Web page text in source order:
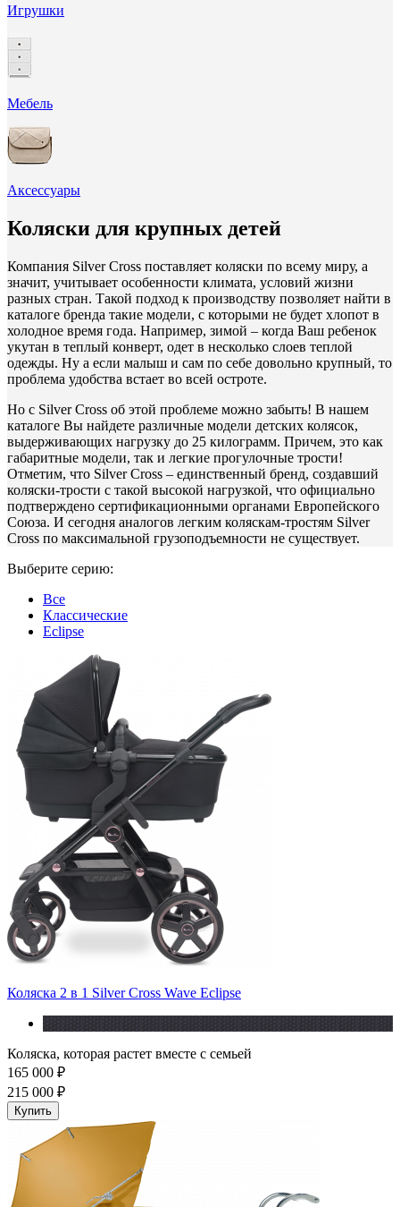
Игрушки
Мебель
Аксессуары
Коляски для крупных детей
Компания Silver Cross поставляет коляски по всему миру, а
значит, учитывает особенности климата, условий жизни
разных стран. Такой подход к производству позволяет найти в
каталоге бренда такие модели, с которыми не будет хлопот в
холодное время года. Например, зимой – когда Ваш ребенок
укутан в теплый конверт, одет в несколько слоев теплой
одежды. Ну а если малыш и сам по себе довольно крупный, то
проблема удобства встает во всей остроте.
Но с Silver Cross об этой проблеме можно забыть! В нашем
каталоге Вы найдете различные модели детских колясок,
выдерживающих нагрузку до 25 килограмм. Причем, это как
габаритные модели, так и легкие прогулочные трости!
Отметим, что Silver Cross – единственный бренд, создавший
коляски-трости с такой высокой нагрузкой, что официально
подтверждено сертификационными органами Европейского
Союза. И сегодня аналогов легким коляскам-тростям Silver
Cross по максимальной грузоподъемности не существует.
Выберите серию:
Все
Классические
Eclipse
Коляска 2 в 1 Silver Cross Wave Eclipse
Коляска, которая растет вместе с семьей
165 000 ₽
215 000 ₽
Купить